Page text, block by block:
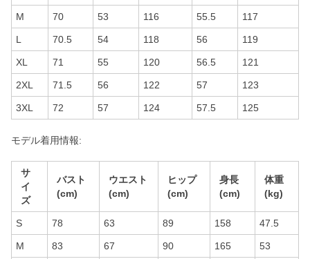
M 70 53 116 55.5 117
L 70.5 54 118 56 119
XL 71 55 120 56.5 121
2XL 71.5 56 122 57 123
3XL 72 57 124 57.5 125
モデル着用情報:
サ
イ
ズ
バスト
(cm)
ウエスト
(cm)
ヒップ
(cm)
身長
(cm)
体重
(kg)
S 78 63 89 158 47.5
M 83 67 90 165 53